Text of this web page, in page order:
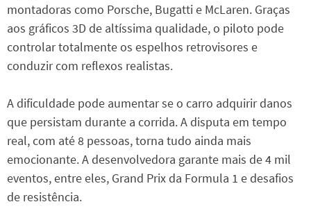
montadoras como Porsche, Bugatti e McLaren. Graças
aos gráficos 3D de altíssima qualidade, o piloto pode
controlar totalmente os espelhos retrovisores e
conduzir com reflexos realistas.
A dificuldade pode aumentar se o carro adquirir danos
que persistam durante a corrida. A disputa em tempo
real, com até 8 pessoas, torna tudo ainda mais
emocionante. A desenvolvedora garante mais de 4 mil
eventos, entre eles, Grand Prix da Formula 1 e desafios
de resistência.